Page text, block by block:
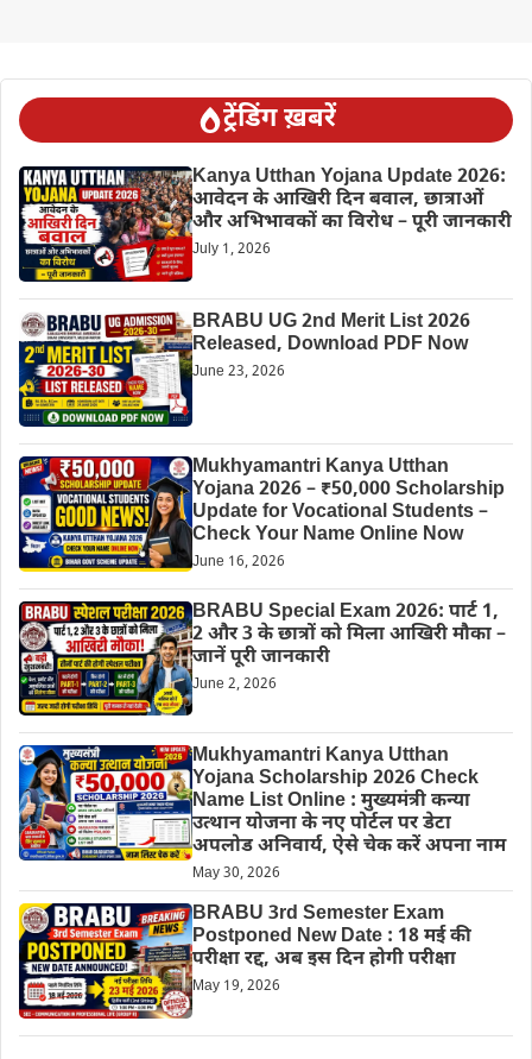
ट्रेंडिंग ख़बरें
Kanya Utthan Yojana Update 2026:
आवेदन के आखिरी दिन बवाल, छात्राओं
और अभिभावकों का विरोध – पूरी जानकारी
July 1, 2026
BRABU UG 2nd Merit List 2026
Released, Download PDF Now
June 23, 2026
Mukhyamantri Kanya Utthan
Yojana 2026 – ₹50,000 Scholarship
Update for Vocational Students –
Check Your Name Online Now
June 16, 2026
BRABU Special Exam 2026: पार्ट 1,
2 और 3 के छात्रों को मिला आखिरी मौका –
जानें पूरी जानकारी
June 2, 2026
Mukhyamantri Kanya Utthan
Yojana Scholarship 2026 Check
Name List Online : मुख्यमंत्री कन्या
उत्थान योजना के नए पोर्टल पर डेटा
अपलोड अनिवार्य, ऐसे चेक करें अपना नाम
May 30, 2026
BRABU 3rd Semester Exam
Postponed New Date : 18 मई की
परीक्षा रद्द, अब इस दिन होगी परीक्षा
May 19, 2026